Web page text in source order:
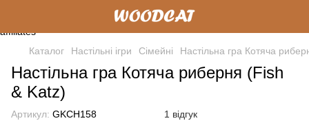
Каталог Настільні ігри Cімейні Настільна гра Котяча
Настільна гра Котяча риберня (Fish
& Katz)
Артикул: GKCH158 1 відгук